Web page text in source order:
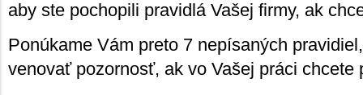
aby ste pochopili pravidlá Vašej firmy, ak
Ponúkame Vám preto 7 nepísaných
venovať pozornosť, ak vo Vašej práci chcete